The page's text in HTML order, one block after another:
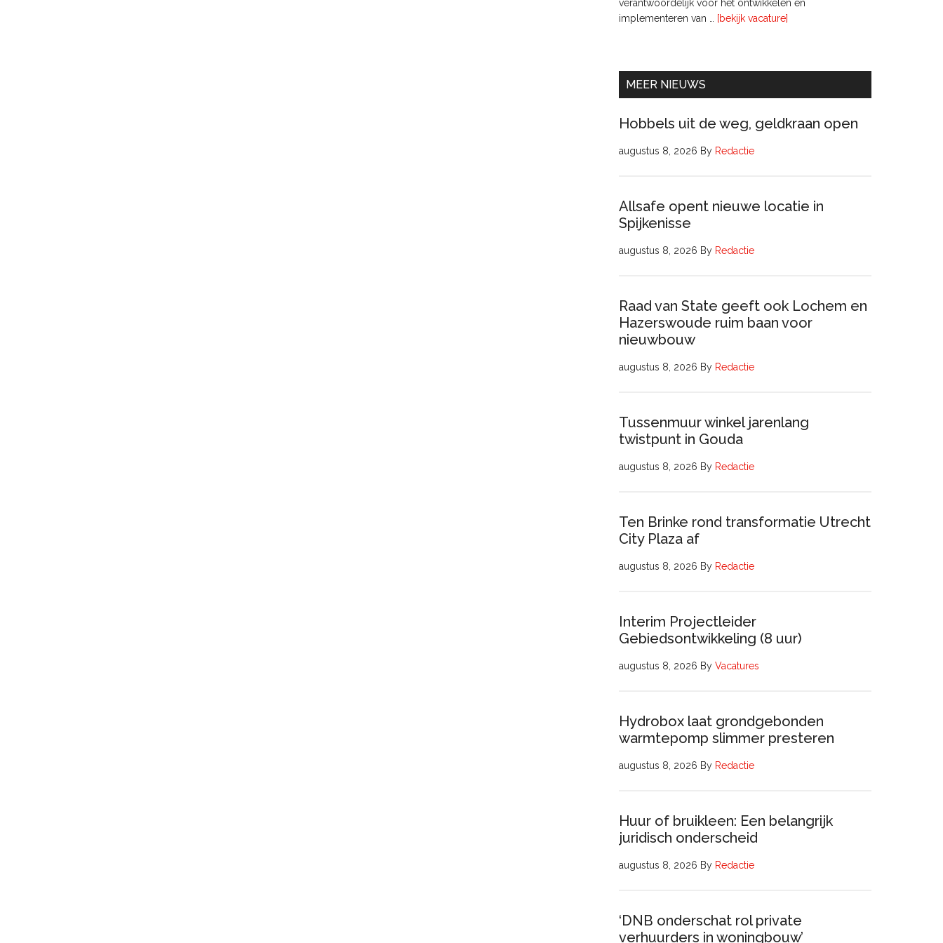
verantwoordelijk voor het ontwikkelen en
implementeren van …
[bekijk vacature]
MEER NIEUWS
Hobbels uit de weg, geldkraan open
augustus 8, 2026 By Redactie
Allsafe opent nieuwe locatie in
Spijkenisse
augustus 8, 2026 By Redactie
Raad van State geeft ook Lochem en
Hazerswoude ruim baan voor
nieuwbouw
augustus 8, 2026 By Redactie
Tussenmuur winkel jarenlang
twistpunt in Gouda
augustus 8, 2026 By Redactie
Ten Brinke rond transformatie Utrecht
City Plaza af
augustus 8, 2026 By Redactie
Interim Projectleider
Gebiedsontwikkeling (8 uur)
augustus 8, 2026 By Vacatures
Hydrobox laat grondgebonden
warmtepomp slimmer presteren
augustus 8, 2026 By Redactie
Huur of bruikleen: Een belangrijk
juridisch onderscheid
augustus 8, 2026 By Redactie
‘DNB onderschat rol private
verhuurders in woningbouw’